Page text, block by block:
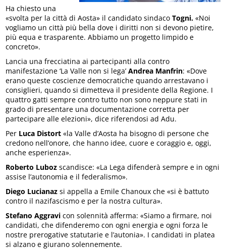
Ha chiesto una
«svolta per la città di Aosta» il candidato sindacoTogni. «Noi
vogliamo un città più bella dove i diritti non si devono pietire,
più equa e trasparente. Abbiamo un progetto limpido e
concreto».
Lancia una frecciatina ai partecipanti alla contro
manifestazione ‘La Valle non si lega’Andrea Manfrin: «Dove
erano queste coscienze democratiche quando arrestavano i
consiglieri, quando si dimetteva il presidente della Regione. I
quattro gatti sempre contro tutto non sono neppure stati in
grado di presentare una documentazione corretta per
partecipare alle elezioni», dice riferendosi ad Adu.
Per Luca Distort «la Valle d’Aosta ha bisogno di persone che
credono nell’onore, che hanno idee, cuore e coraggio e, oggi,
anche esperienza».
Roberto Luboz scandisce: «La Lega difenderà sempre e in ogni
assise l’autonomia e il federalismo».
Diego Lucianaz si appella a Emile Chanoux che «si è battuto
contro il nazifascismo e per la nostra cultura».
Stefano Aggravi con solennità afferma: «Siamo a firmare, noi
candidati, che difenderemo con ogni energia e ogni forza le
nostre prerogative statutarie e l’autonia». I candidati in platea
si alzano e giurano solennemente.